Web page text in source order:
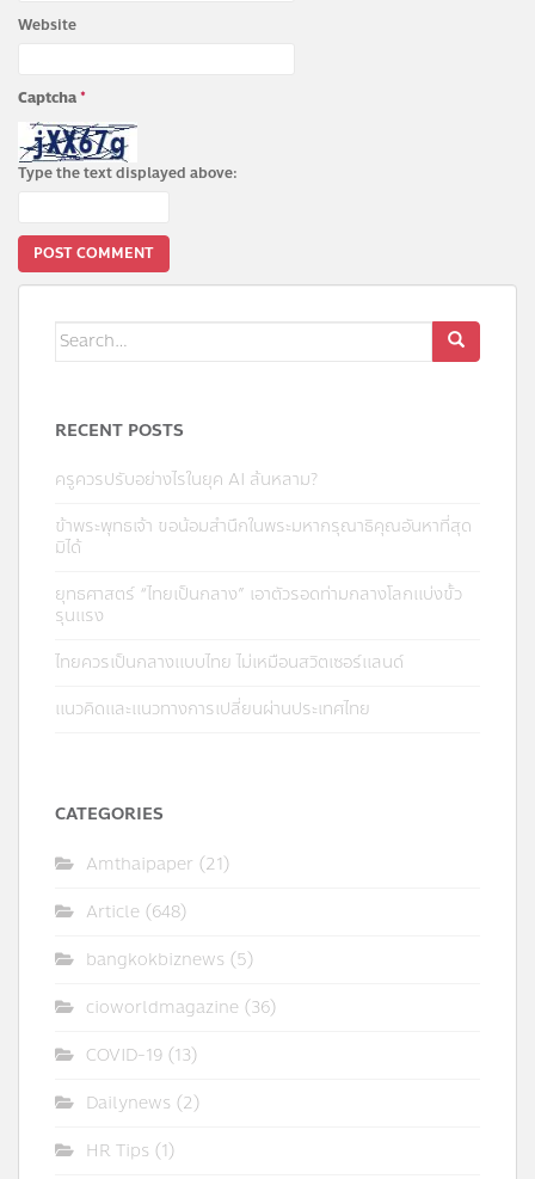
Website
Captcha*
Type the text displayed above:
Search
for:
RECENT POSTS
ครูควรปรับอย่างไรในยุค AI ล้นหลาม?
ข้าพระพุทธเจ้า ขอน้อมสำนึกในพระมหากรุณาธิคุณอันหาที่สุด
มิได้
ยุทธศาสตร์ “ไทยเป็นกลาง” เอาตัวรอดท่ามกลางโลกแบ่งขั้ว
รุนแรง
ไทยควรเป็นกลางแบบไทย ไม่เหมือนสวิตเซอร์แลนด์
แนวคิดและแนวทางการเปลี่ยนผ่านประเทศไทย
CATEGORIES
Amthaipaper (21)
Article (648)
bangkokbiznews (5)
cioworldmagazine (36)
COVID-19 (13)
Dailynews (2)
HR Tips (1)